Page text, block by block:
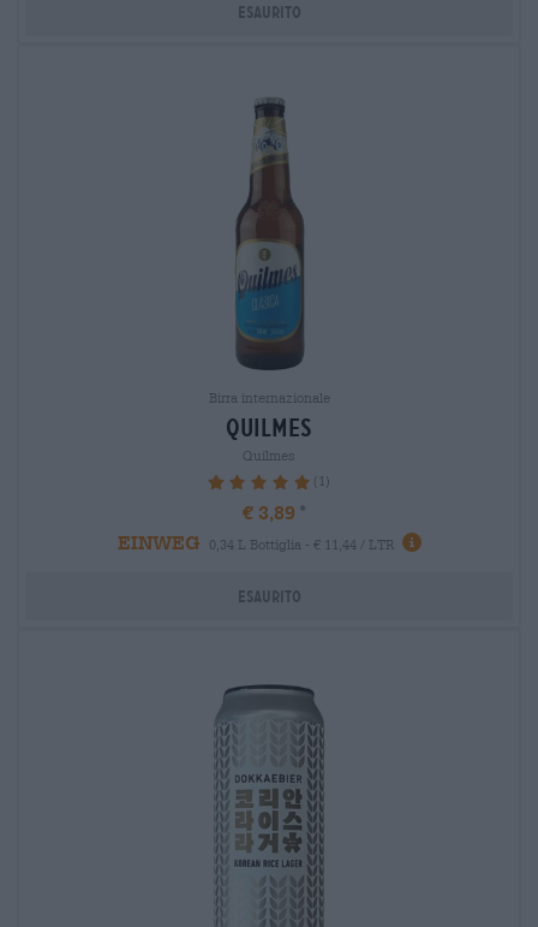
Esaurito
Birra internazionale
quilmes
Quilmes
100% (1)
€ 3,89
EINWEG
0,34 L Bottiglia - € 11,44 / LTR
Esaurito